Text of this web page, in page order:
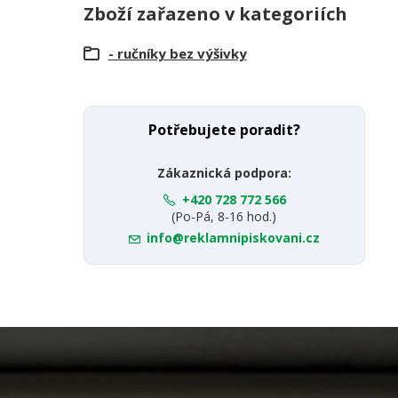
Zboží zařazeno v kategoriích
- ručníky bez výšivky
Potřebujete poradit?
Zákaznická podpora:
+420 728 772 566
(Po-Pá, 8-16 hod.)
info@reklamnipiskovani.cz